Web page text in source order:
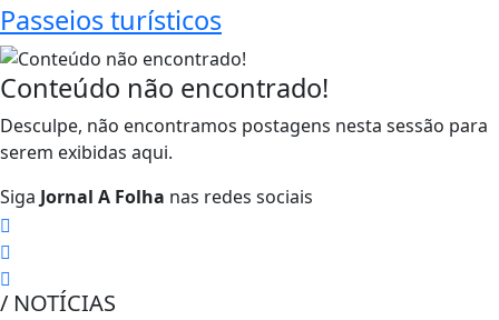
Passeios turísticos
Conteúdo não encontrado!
Desculpe, não encontramos postagens nesta sessão para
serem exibidas aqui.
Siga Jornal A Folha nas redes sociais
/ NOTÍCIAS